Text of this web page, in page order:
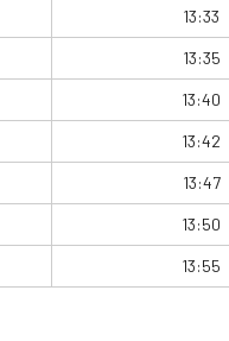
13:33
13:35
13:40
13:42
13:47
13:50
13:55